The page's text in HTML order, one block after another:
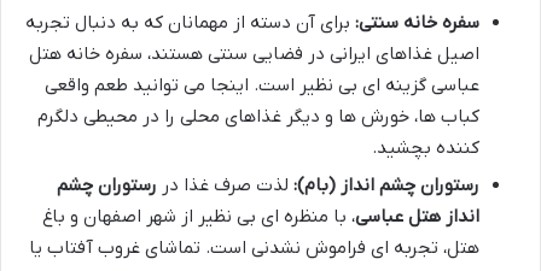
سفره خانه سنتی: برای آن دسته از مهمانان که به دنبال تجربه
اصیل غذاهای ایرانی در فضایی سنتی هستند، سفره خانه هتل
عباسی گزینه ای بی نظیر است. اینجا می توانید طعم واقعی
کباب ها، خورش ها و دیگر غذاهای محلی را در محیطی دلگرم
کننده بچشید.
رستوران چشم انداز (بام): لذت صرف غذا در رستوران چشم
انداز هتل عباسی، با منظره ای بی نظیر از شهر اصفهان و باغ
هتل، تجربه ای فراموش نشدنی است. تماشای غروب آفتاب یا